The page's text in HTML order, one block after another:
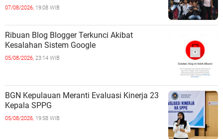
07/08/2026, 19:08 WIB
Ribuan Blog Blogger Terkunci Akibat
Kesalahan Sistem Google
05/08/2026, 23:14 WIB
BGN Kepulauan Meranti Evaluasi Kinerja 23
Kepala SPPG
05/08/2026, 19:58 WIB